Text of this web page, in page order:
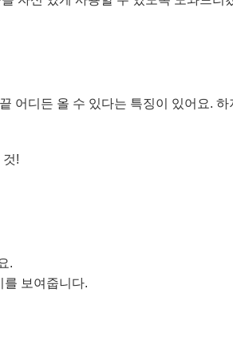
어디든 올 수 있다는 특징이 있어요.
!
.
를 보여줍니다.